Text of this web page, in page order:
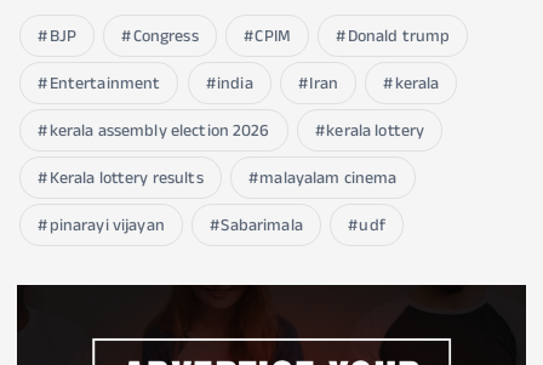
BJP Congress CPIM
Donald trump
Entertainment
india Iran
kerala
kerala assembly election 2026
kerala lottery
Kerala lottery results
malayalam cinema
pinarayi vijayan
Sabarimala udf